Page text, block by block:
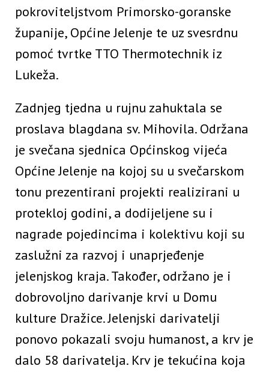
pokroviteljstvom Primorsko-goranske
županije, Općine Jelenje te uz svesrdnu
pomoć tvrtke TTO Thermotechnik iz
Lukeža.
Zadnjeg tjedna u rujnu zahuktala se
proslava blagdana sv. Mihovila. Održana
je svečana sjednica Općinskog vijeća
Općine Jelenje na kojoj su u svečarskom
tonu prezentirani projekti realizirani u
protekloj godini, a dodijeljene su i
nagrade pojedincima i kolektivu koji su
zaslužni za razvoj i unaprjeđenje
jelenjskog kraja. Također, održano je i
dobrovoljno darivanje krvi u Domu
kulture Dražice. Jelenjski darivatelji
ponovo pokazali svoju humanost, a krv je
dalo 58 darivatelja. Krv je tekućina koja